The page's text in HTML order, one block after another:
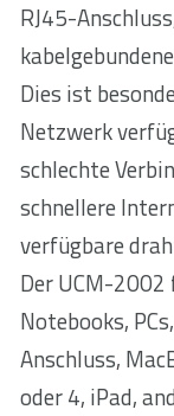
RJ45-
Dies ist
Netzwerk
schlechte
schnellere
verfügbare
Der UCM-
Notebooks,
Anschluss,
oder 4, iPad,